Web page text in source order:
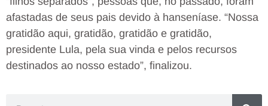
afastadas de seus pais devido à hanseníase. “Nossa
gratidão aqui, gratidão, gratidão e gratidão,
presidente Lula, pela sua vinda e pelos recursos
destinados ao nosso estado”, finalizou.